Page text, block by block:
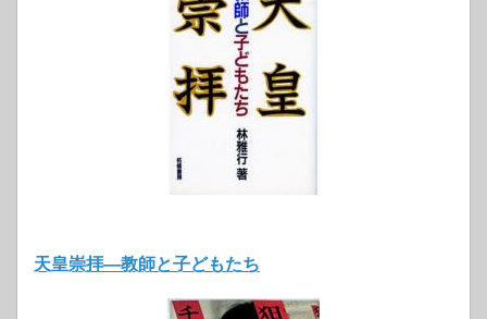
天皇崇拝―教師と子どもたち